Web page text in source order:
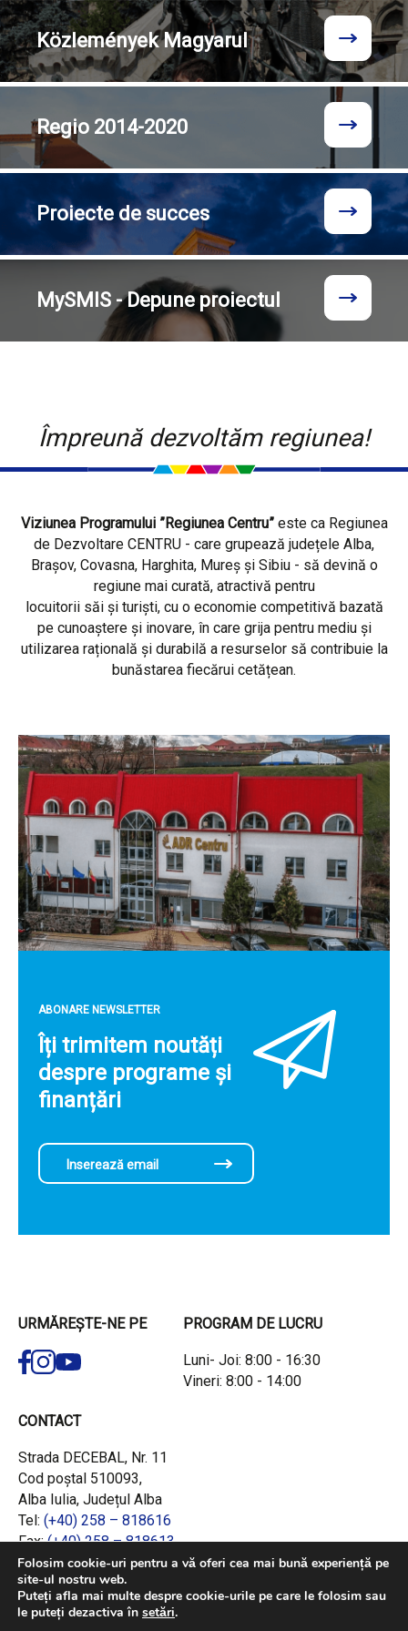
KözleményekMagyarul
Regio 2014-2020
Proiecte de succes
MySMIS - Depune proiectul
Împreună dezvoltăm regiunea!
Viziunea Programului ”Regiunea Centru”este ca Regiunea
de Dezvoltare CENTRU - care grupează județele Alba,
Brașov, Covasna, Harghita, Mureș și Sibiu - să devină o
regiune mai curată, atractivă pentru
locuitorii săi și turiști, cu o economie competitivă bazată
pe cunoaștere și inovare, în care grija pentru mediu și
utilizarea rațională și durabilă a resurselor să contribuie la
bunăstarea fiecărui cetățean.
ABONARE NEWSLETTER
Îți trimitem noutăți
despre programe și
finanțări
URMĂREȘTE-NE PE PROGRAM DE LUCRU
Luni- Joi: 8:00 - 16:30
Vineri: 8:00 - 14:00
CONTACT
Strada DECEBAL, Nr. 11
Cod poștal 510093,
Alba Iulia, Județul Alba
Tel: (+40) 258 – 818616
Fax:(+40) 258 – 818613
Email:office@adrcentru.ro
LINK-URI RAPIDE
Folosim cookie-uri pentru a vă oferi cea mai bună experiență pe
site-ul nostru web.
Puteți afla mai multe despre cookie-urile pe care le folosim sau
le puteți dezactiva în setări.